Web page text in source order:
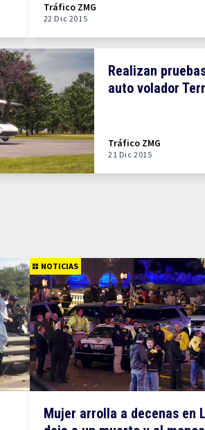
Tráfico ZMG
22 Dic 2015
Realizan
auto volador
Tráfico ZMG
21 Dic 2015
NOTICIAS
Mujer arrolla a decenas en